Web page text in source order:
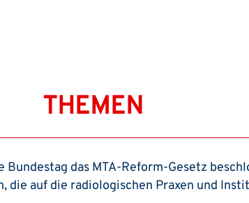
THEMEN
das MTA-Reform-Gesetz
die auf die radiologischen Praxen und